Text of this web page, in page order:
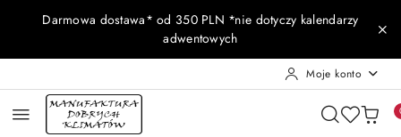
Przejdź do treści głównej
Przejdź do wyszukiwarki
Przejdź do moje konto
Przejdź do menu głównego
Przejdź do opisu produktu
Przejdź do stopki
Darmowa dostawa* od 350 PLN *nie dotyczy kalendarzy
adwentowych
Moje konto